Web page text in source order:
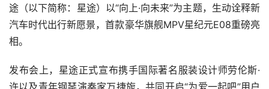
途（以下简称：星途）以“向上·向未来”为主题，生动诠释新
汽车时代出行新愿景，首款豪华旗舰MPV星纪元E08重磅亮
相。
发布会上，星途正式宣布携手国际著名服装设计师劳伦斯·
许以及青年钢琴演奏家万捷旎，共同开启“为爱一起吧”用户